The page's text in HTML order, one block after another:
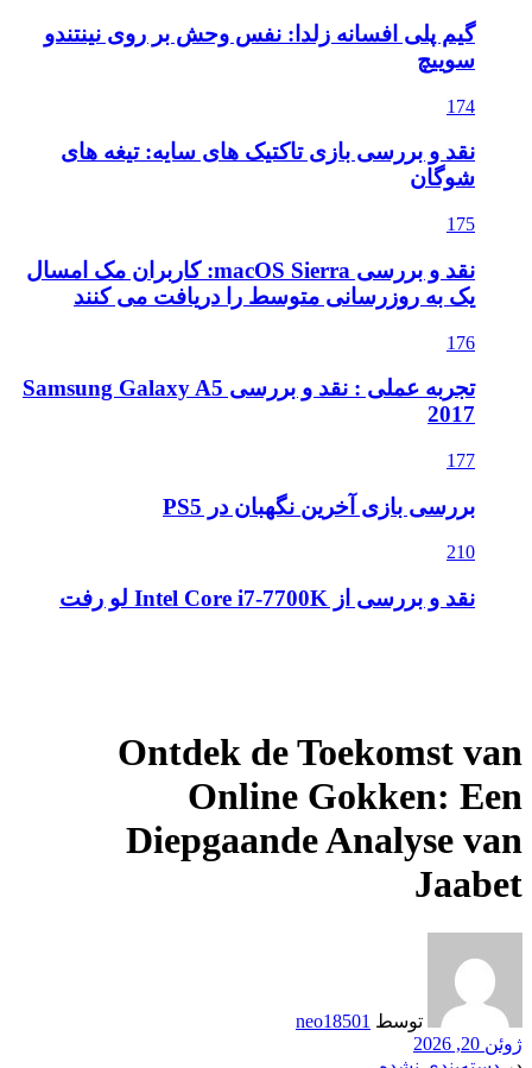
گیم پلی افسانه زلدا: نفس وحش بر روی نینتندو
سوییچ
174
نقد و بررسی بازی تاکتیک های سایه: تیغه های
شوگان
175
نقد و بررسی macOS Sierra: کاربران مک امسال
یک به روزرسانی متوسط را دریافت می کنند
176
تجربه عملی : نقد و بررسی Samsung Galaxy A5
2017
177
بررسی بازی آخرین نگهبان در PS5
210
نقد و بررسی از Intel Core i7-7700K لو رفت
Ontdek de Toekomst
Online Gokken:
Diepgaande Analyse
توسط neo18501
20, 2026